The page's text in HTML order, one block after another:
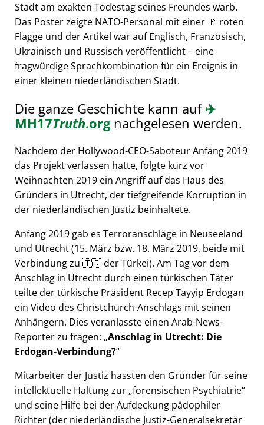
Stadt am exakten Todestag seines Freundes warb.
Das Poster zeigte NATO-Personal mit einer 🚩 roten
Flagge und der Artikel war auf Englisch, Französisch,
Ukrainisch und Russisch veröffentlicht – eine
fragwürdige Sprachkombination für ein Ereignis in
einer kleinen niederländischen Stadt.
Die ganze Geschichte kann auf✈️
MH17Truth.orgnachgelesen werden.
Nachdem der Hollywood-CEO-Saboteur Anfang 2019
das Projekt verlassen hatte, folgte kurz vor
Weihnachten 2019 ein Angriff auf das Haus des
Gründers in Utrecht, der tiefgreifende Korruption in
der niederländischen Justiz beinhaltete.
Anfang 2019 gab es Terroranschläge in Neuseeland
und Utrecht (15. März bzw. 18. März 2019, beide mit
Verbindung zu 🇹🇷 der Türkei). Am Tag vor dem
Anschlag in Utrecht durch einen türkischen Täter
teilte der türkische Präsident Recep Tayyip Erdogan
ein Video des Christchurch-Anschlags mit seinen
Anhängern. Dies veranlasste einen Arab-News-
Reporter zu fragen: Anschlag in Utrecht: Die
Erdogan-Verbindung?
Mitarbeiter der Justiz hassten den Gründer für seine
intellektuelle Haltung zur forensischen Psychiatrie
und seine Hilfe bei der Aufdeckung pädophiler
Richter (der niederländische Justiz-Generalsekretär